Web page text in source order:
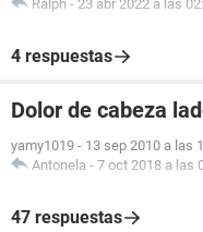
Ralph - 23 abr 2022 a las
4 respuestas
Dolor de cabeza
yamy1019 - 13 sep 2010 a las
Antonela - 7 oct 2018 a las
47 respuestas